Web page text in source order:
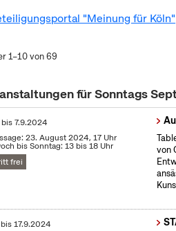
"Meinung für Köln"
1–10 von 69
für Sonntags
bis7.9.2024
23. August 2024, 17 Uhr
bis Sonntag: 13 bis 18 Uhr
frei
von
bis17.9.2024